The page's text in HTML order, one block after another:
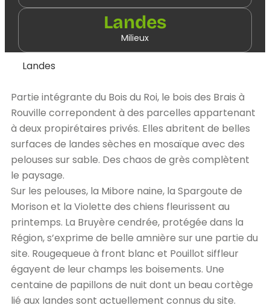
Landes
Milieux
Landes
Partie intégrante du Bois du Roi, le bois des Brais à
Rouville correpondent à des parcelles appartenant
à deux propirétaires privés. Elles abritent de belles
surfaces de landes sèches en mosaïque avec des
pelouses sur sable. Des chaos de grès complètent
le paysage.
Sur les pelouses, la Mibore naine, la Spargoute de
Morison et la Violette des chiens fleurissent au
printemps. La Bruyère cendrée, protégée dans la
Région, s’exprime de belle amnière sur une partie du
site. Rougequeue à front blanc et Pouillot siffleur
égayent de leur champs les boisements. Une
centaine de papillons de nuit dont un beau cortège
lié aux landes sont actuellement connus du site.